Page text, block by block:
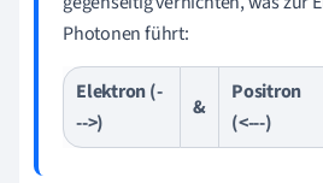
Photonen führt:
Elektron (-
-->)
&
Positron
(<---)